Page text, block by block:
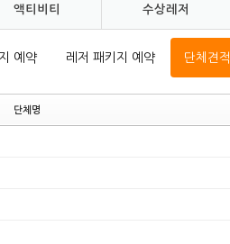
액티비티 수상레저
예약 레저 패키지 예약 단체견적
단체명